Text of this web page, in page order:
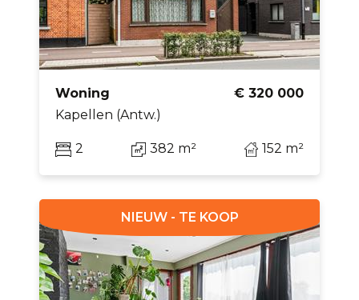
Woning
€ 320 000
Kapellen (Antw.)
2 382 m² 152 m²
NIEUW - TE KOOP